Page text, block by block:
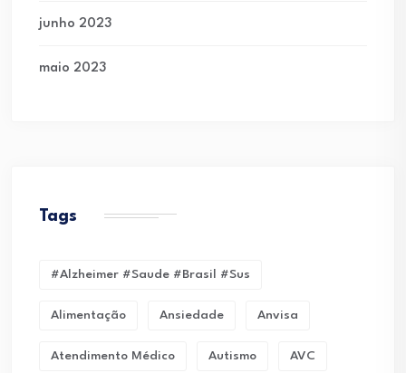
junho 2023
maio 2023
Tags
#alzheimer #saude #brasil #sus
Alimentação Ansiedade Anvisa
Atendimento Médico Autismo AVC